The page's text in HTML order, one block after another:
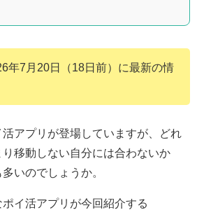
年7月20日（18日前）に最新の情
アプリが登場していますが、どれ
移動しない自分には合わないか
いのでしょうか。
イ活アプリが今回紹介する